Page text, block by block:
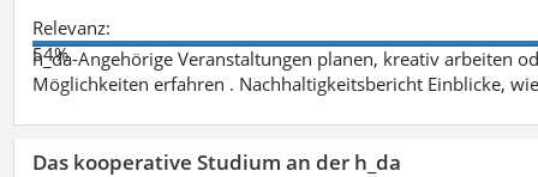
Relevanz:
54%
h_da-Angehörige Veranstaltungen planen, kreativ arbeiten
Möglichkeiten erfahren . Nachhaltigkeitsbericht Einblicke,
Das kooperative Studium an der h_da